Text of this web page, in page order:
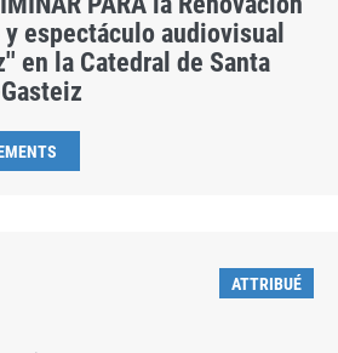
espectáculo audiovisual
en la Catedral de Santa
ATTRIBUÉ